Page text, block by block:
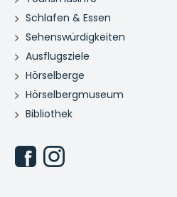
Schlafen & Essen
Sehenswürdigkeiten
Ausflugsziele
Hörselberge
Hörselbergmuseum
Bibliothek